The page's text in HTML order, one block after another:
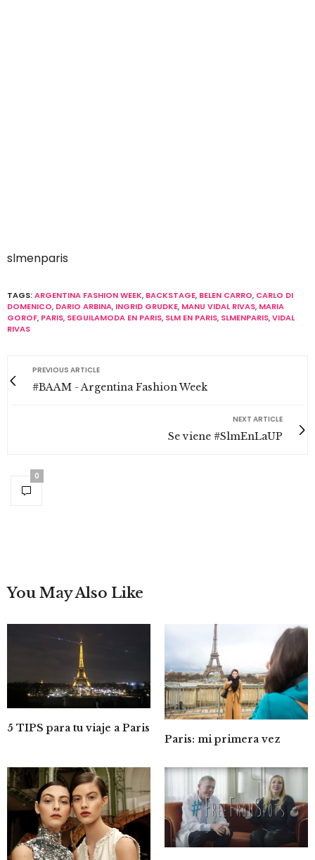
slmenparis
TAGS:ARGENTINA FASHION WEEK, BACKSTAGE, BELEN CARRO, CARLO DI
DOMENICO, DARIO ARBINA, INGRID GRUDKE, MANU VIDAL RIVAS, MARIA
GOROF, PARIS, SEGUILAMODA EN PARIS, SLM EN PARIS, SLMENPARIS,VIDAL
RIVAS
PREVIOUS ARTICLE
#BAAM - Argentina Fashion Week
NEXT ARTICLE
Se viene #SlmEnLaUP
0
You May Also Like
5 TIPS para tu viaje a Paris
Paris: mi primera vez